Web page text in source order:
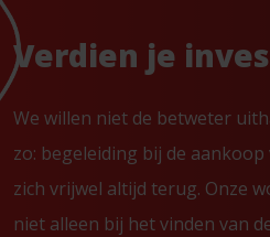
Verdien je
We willen niet de betweter
zo: begeleiding bij de
zich vrijwel altijd terug. Onze
niet alleen bij het vinden van